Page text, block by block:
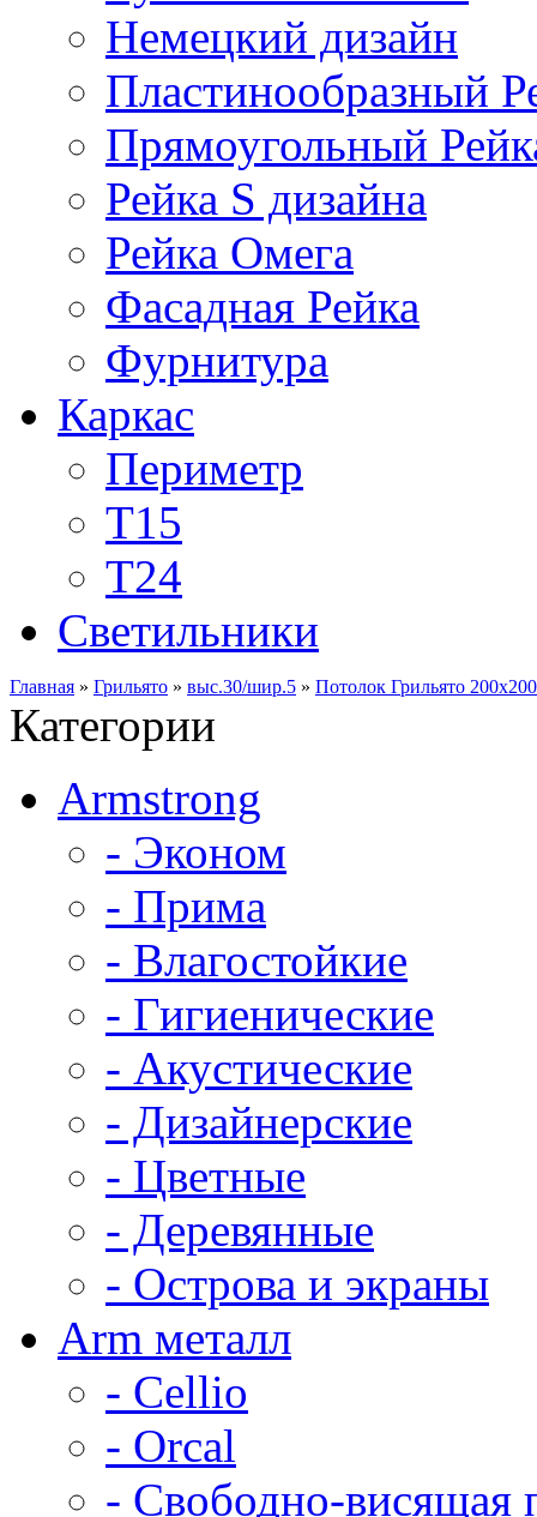
Немецкий дизайн
Пластинообразный
Прямоугольный
Рейка S дизайна
Рейка Омега
Фасадная Рейка
Фурнитура
Каркас
Периметр
Т15
Т24
Светильники
Главная » Грильято » выс.30/шир.5 » Потолок Грильято
Категории
Armstrong
- Эконом
- Прима
- Влагостойкие
- Гигиенические
- Акустические
- Дизайнерские
- Цветные
- Деревянные
- Острова и экраны
Arm металл
- Cellio
- Orcal
- Свободно-висящая